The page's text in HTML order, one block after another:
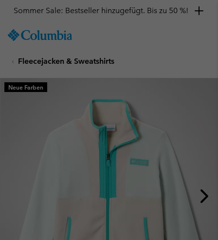
TO
SKIP
MAIN
NAV
Sommer Sale: Bestseller hinzugefügt. Bis zu 50 %!
Fleecejacken & Sweatshirts
Neue Farben